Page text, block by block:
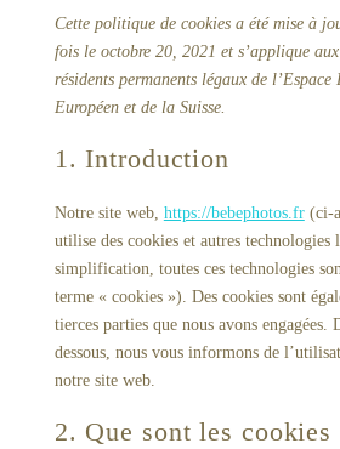
Cette politique de cookies a été mise à
fois le octobre 20, 2021 et s’applique
résidents permanents légaux de l’Espace
Européen et de la Suisse.
1. Introduction
Notre site web, https://bebephotos.fr(ci-
utilise des cookies et autres technologies
simplification, toutes ces technologies
terme « cookies »). Des cookies sont
tierces parties que nous avons engagées.
dessous, nous vous informons de
notre site web.
2. Que sont les cookies